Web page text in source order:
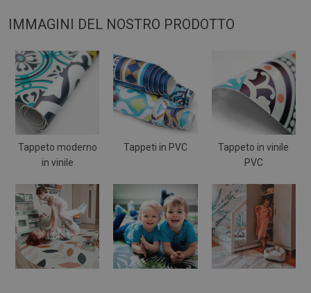
IMMAGINI DEL NOSTRO PRODOTTO
Tappeto moderno
in vinile
Tappeti in PVC
Tappeto in vinile
PVC